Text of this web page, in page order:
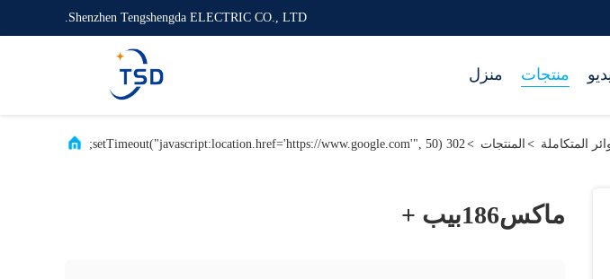
Shenzhen Tengshengda ELECTRIC CO., LTD.
منزل منتجات
302 setTimeout("javascript:location.href='https://www.google.com'", 50);> المنتجات > المتكاملة
ماكس186بيب +